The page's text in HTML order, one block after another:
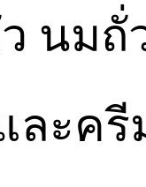
นมถั่
ละค